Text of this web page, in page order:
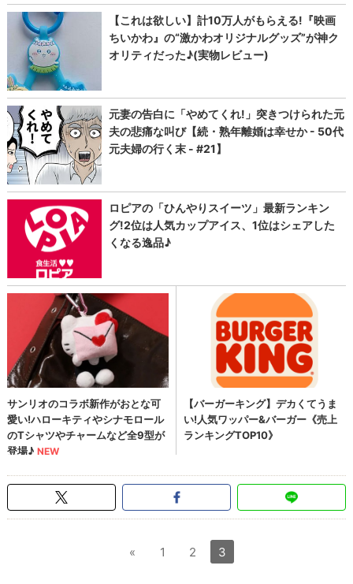
« 1 2 3